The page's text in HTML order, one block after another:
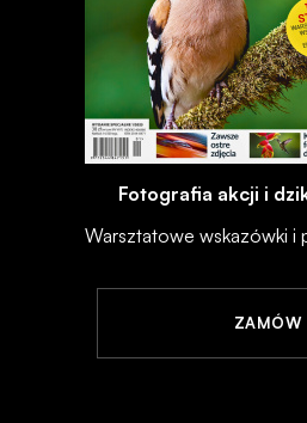
Fotografia akcji i
Warsztatowe wskazówki i
ZAMÓW